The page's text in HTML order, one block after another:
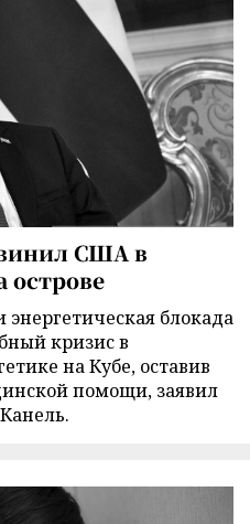
США в
острове
блокада
кризис в
на Кубе, оставив
помощи, заявил